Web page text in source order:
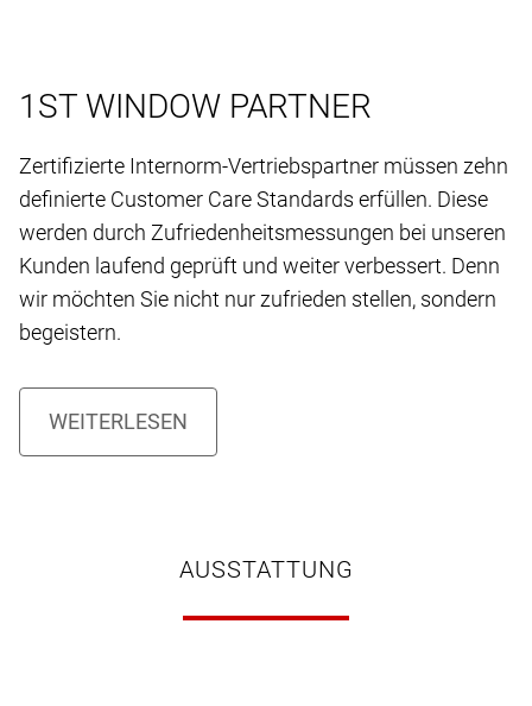
1ST WINDOW PARTNER
Zertifizierte Internorm-Vertriebspartner müssen zehn
definierte Customer Care Standards erfüllen. Diese
werden durch Zufriedenheitsmessungen bei unseren
Kunden laufend geprüft und weiter verbessert. Denn
wir möchten Sie nicht nur zufrieden stellen, sondern
begeistern.
AUSSTATTUNG